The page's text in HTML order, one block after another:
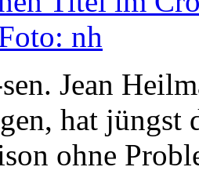
Jean
hat jüngst
ohne